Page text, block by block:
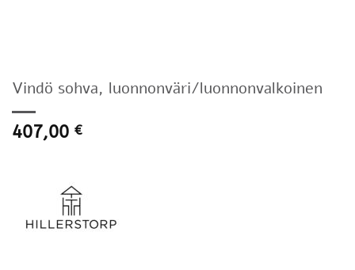
Vindö sohva, luonnonväri/luonnonvalkoinen
407,00 €